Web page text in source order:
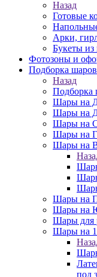
Назад
Готовые
Арки,
Букеты
Фотозоны и
Подборка
Назад
Подборка
Шары на
Шары на
Шары на
Шары на
Шары на
Шары на
Шары на
Шары для
Шары на 1
под